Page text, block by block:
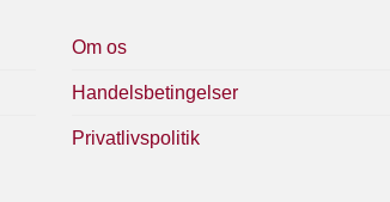
Om os
Handelsbetingelser
Privatlivspolitik